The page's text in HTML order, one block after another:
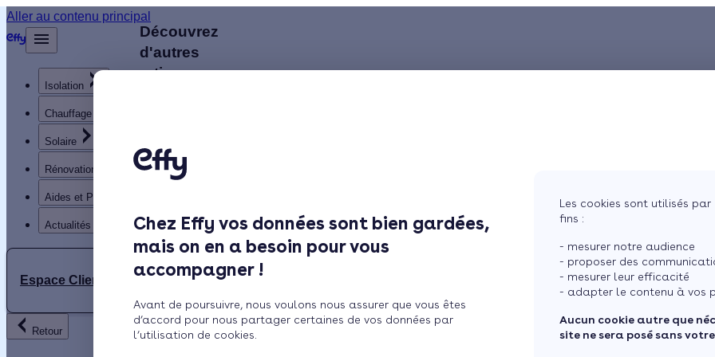
Chez Effy vos données sont bien gardées,
mais on en a besoin pour vous
accompagner !
Avant de poursuivre, nous voulons nous assurer que vous êtes
d’accord pour nous partager certaines de vos données par
l’utilisation de cookies.
Les cookies sont utilisés
fins :
- mesurer notre audience
- proposer des
- mesurer leur efficacité
- adapter le contenu à vos
Aucun cookie autre que
site ne sera posé sans
Aller au contenu principal
Isolation
Chauffage
Solaire
Rénovation globale
Aides et Primes
Actualités
Espace Client
Retour
AC
AD
CHAUFFAGE
Découvrez
d'autres
artisans
AS
SERVICE
4.9 (13
avis)